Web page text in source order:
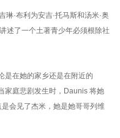
·布利为安吉·托马斯和汤米·奥
述了一个土著青少年必须根除社
是在她的家乡还是在附近的
家庭悲剧发生时，Daunis 将她
会见了杰米，她是她哥哥列维